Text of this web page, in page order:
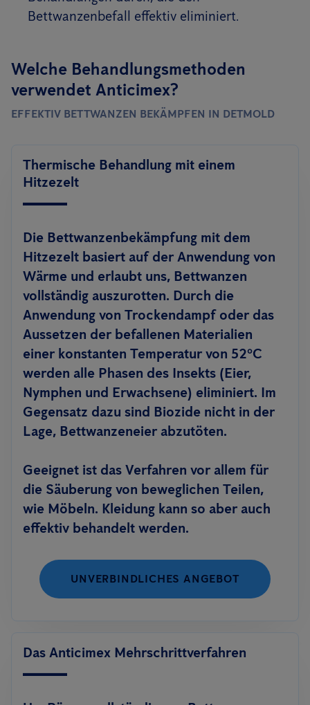
Bettwanzenbefall effektiv eliminiert.
Welche Behandlungsmethoden
verwendet Anticimex?
EFFEKTIV BETTWANZEN BEKÄMPFEN IN DETMOLD
Thermische Behandlung mit einem
Hitzezelt
Die Bettwanzenbekämpfung mit dem
Hitzezelt basiert auf der Anwendung von
Wärme und erlaubt uns, Bettwanzen
vollständig auszurotten. Durch die
Anwendung von Trockendampf oder das
Aussetzen der befallenen Materialien
einer konstanten Temperatur von 52ºC
werden alle Phasen des Insekts (Eier,
Nymphen und Erwachsene) eliminiert. Im
Gegensatz dazu sind Biozide nicht in der
Lage, Bettwanzeneier abzutöten.
Geeignet ist das Verfahren vor allem für
die Säuberung von beweglichen Teilen,
wie Möbeln. Kleidung kann so aber auch
effektiv behandelt werden.
UNVERBINDLICHES ANGEBOT
Das Anticimex Mehrschrittverfahren